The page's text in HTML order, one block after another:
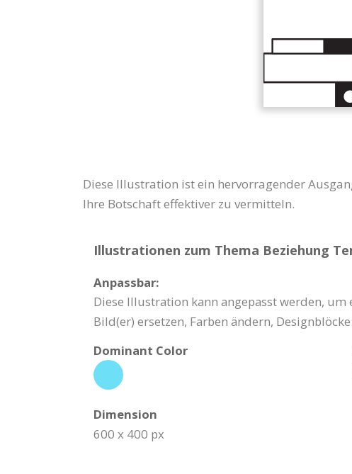
Diese Illustration ist ein hervorragender
Ihre Botschaft effektiver zu vermitteln.
Illustrationen zum Thema Beziehung
Anpassbar:
Diese Illustration kann angepasst werden,
Bild(er) ersetzen, Farben ändern,
Dominant Color
Dimension
600 x 400 px